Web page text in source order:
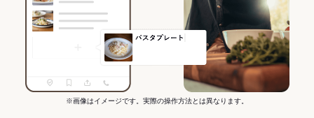
※画像はイメージです。実際の操作方法とは異なります。